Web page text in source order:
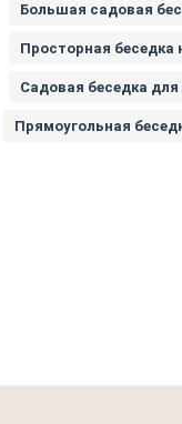
Большая садовая
Просторная беседка
Садовая беседка
Прямоугольная